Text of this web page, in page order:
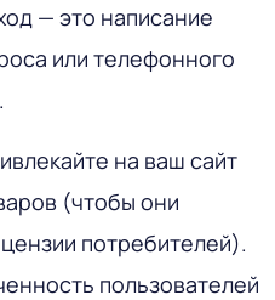
— это написание
или телефонного
на ваш сайт
(чтобы они
потребителей).
пользователей